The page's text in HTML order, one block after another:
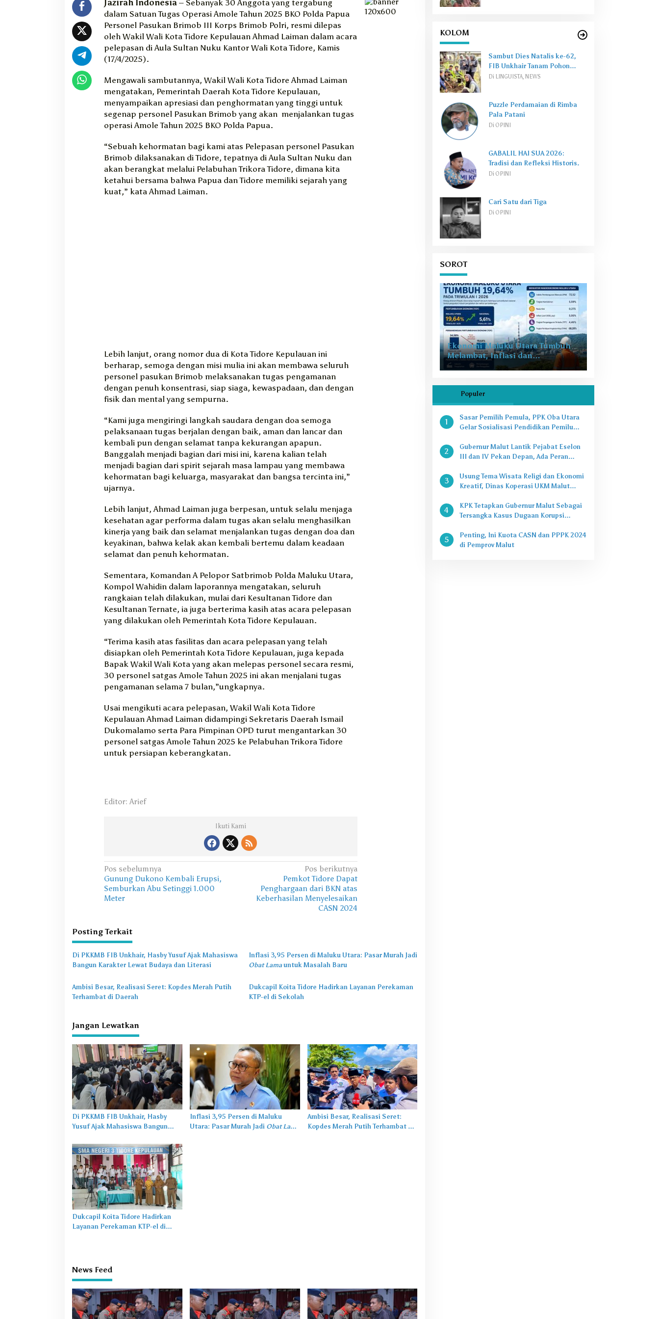
p
e
r
a
s
i
o
l
e
2
0
5
O
P
o
Jazirah Indonesia – Sebanyak 30 Anggota yang tergabung
dalam Satuan Tugas Operasi Amole Tahun 2025 BKO Polda Papua
Personel Pasukan Brimob III Korps Brimob Polri, resmi dilepas
oleh Wakil Wali Kota Tidore Kepulauan Ahmad Laiman dalam acara
pelepasan di Aula Sultan Nuku Kantor Wali Kota Tidore, Kamis
(17/4/2025).
Mengawali sambutannya, Wakil Wali Kota Tidore Ahmad Laiman
mengatakan, Pemerintah Daerah Kota Tidore Kepulauan,
menyampaikan apresiasi dan penghormatan yang tinggi untuk
segenap personel Pasukan Brimob yang akan menjalankan tugas
operasi Amole Tahun 2025 BKO Polda Papua.
“Sebuah kehormatan bagi kami atas Pelepasan personel Pasukan
Brimob dilaksanakan di Tidore, tepatnya di Aula Sultan Nuku dan
akan berangkat melalui Pelabuhan Trikora Tidore, dimana kita
ketahui bersama bahwa Papua dan Tidore memiliki sejarah yang
kuat,” kata Ahmad Laiman.
Lebih lanjut, orang nomor dua di Kota Tidore Kepulauan ini
berharap, semoga dengan misi mulia ini akan membawa seluruh
personel pasukan Brimob melaksanakan tugas pengamanan
dengan penuh konsentrasi, siap siaga, kewaspadaan, dan dengan
fisik dan mental yang sempurna.
“Kami juga mengiringi langkah saudara dengan doa semoga
pelaksanaan tugas berjalan dengan baik, aman dan lancar dan
kembali pun dengan selamat tanpa kekurangan apapun.
Banggalah menjadi bagian dari misi ini, karena kalian telah
menjadi bagian dari spirit sejarah masa lampau yang membawa
kehormatan bagi keluarga, masyarakat dan bangsa tercinta ini,”
ujarnya.
Lebih lanjut, Ahmad Laiman juga berpesan, untuk selalu menjaga
kesehatan agar performa dalam tugas akan selalu menghasilkan
kinerja yang baik dan selamat menjalankan tugas dengan doa dan
keyakinan, bahwa kelak akan kembali bertemu dalam keadaan
selamat dan penuh kehormatan.
Sementara, Komandan A Pelopor Satbrimob Polda Maluku Utara,
Kompol Wahidin dalam laporannya mengatakan, seluruh
rangkaian telah dilakukan, mulai dari Kesultanan Tidore dan
Kesultanan Ternate, ia juga berterima kasih atas acara pelepasan
yang dilakukan oleh Pemerintah Kota Tidore Kepulauan.
“Terima kasih atas fasilitas dan acara pelepasan yang telah
disiapkan oleh Pemerintah Kota Tidore Kepulauan, juga kepada
Bapak Wakil Wali Kota yang akan melepas personel secara resmi,
30 personel satgas Amole Tahun 2025 ini akan menjalani tugas
pengamanan selama 7 bulan,”ungkapnya.
Usai mengikuti acara pelepasan, Wakil Wali Kota Tidore
Kepulauan Ahmad Laiman didampingi Sekretaris Daerah Ismail
Dukomalamo serta Para Pimpinan OPD turut mengantarkan 30
personel satgas Amole Tahun 2025 ke Pelabuhan Trikora Tidore
untuk persiapan keberangkatan.
Editor: Arief
Ikuti Kami
N
a
v
g
a
s
i
p
o
Pos sebelumnya
Gunung Dukono Kembali Erupsi,
Semburkan Abu Setinggi 1.000
Meter
Pos berikutnya
Pemkot Tidore Dapat
Penghargaan dari BKN atas
Keberhasilan Menyelesaikan
CASN 2024
Posting Terkait
Di PKKMB FIB Unkhair, Hasby Yusuf Ajak Mahasiswa
Bangun Karakter Lewat Budaya dan Literasi
Inflasi 3,95 Persen di Maluku Utara: Pasar Murah Jadi
Obat Lamauntuk Masalah Baru
Ambisi Besar, Realisasi Seret: Kopdes Merah Putih
Terhambat di Daerah
Dukcapil Koita Tidore Hadirkan Layanan Perekaman
KTP-el di Sekolah
Jangan Lewatkan
Di PKKMB FIB Unkhair, Hasby
Yusuf Ajak Mahasiswa Bangun
Literasi
Inflasi 3,95 Persen di Maluku
Utara: Pasar Murah Jadi Obat Lama
Ambisi Besar, Realisasi Seret:
Kopdes Merah Putih Terhambat di
Dukcapil Koita Tidore Hadirkan
Layanan Perekaman KTP-el di
News Feed
KOLOM
Sambut Dies Natalis ke-62,
FIB Unkhair Tanam Pohon
PerkuatGreen Campus
Di LINGUISTA, NEWS
Puzzle Perdamaian di Rimba
Pala Patani
Di OPINI
GABALIL HAI SUA 2026:
Tradisi dan Refleksi Historis.
Di OPINI
Cari Satu dari Tiga
Di OPINI
SOROT
Ekonomi Maluku Utara Tumbuh
Melambat, Inflasi dan
Pengangguran Jadi Alarm Baru
Populer
1
Sasar Pemilih Pemula, PPK Oba Utara
Gelar Sosialisasi Pendidikan Pemilu
2
Gubernur Malut Lantik Pejabat Eselon
III dan IV Pekan Depan, Ada Peran
3
Usung Tema Wisata Religi dan Ekonomi
Kreatif, Dinas Koperasi UKM Malut
Raya Sofifi
4
KPK Tetapkan Gubernur Malut Sebagai
Tersangka Kasus Dugaan Korupsi
5
Penting, Ini Kuota CASN dan PPPK 2024
di Pemprov Malut